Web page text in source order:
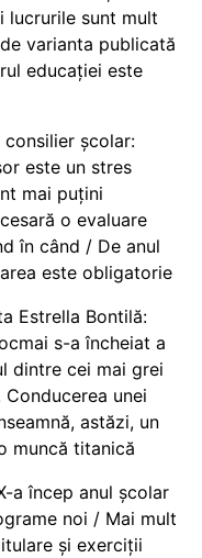
lucrurile sunt mult
varianta publicată
educației este
consilier școlar:
este un stres
mai puțini
o evaluare
în când / De anul
este obligatorie
Estrella Bontilă:
s-a încheiat a
dintre cei mai grei
unei
astăzi, un
muncă titanică
a încep anul școlar
noi / Mai mult
și exerciții